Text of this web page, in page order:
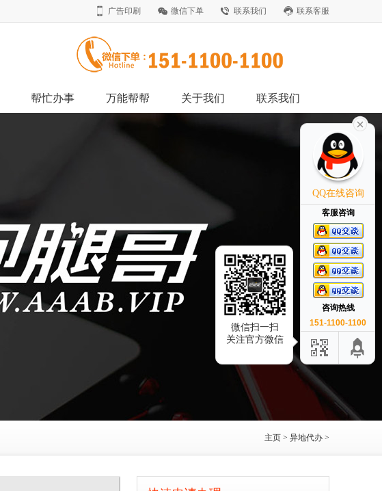
广告印刷 微信下单 联系我们 联系客服
帮忙办事 万能帮帮 关于我们 联系我们
主页 > 异地代办 >
QQ在线咨询
客服咨询
咨询热线
151-1100-1100
微信扫一扫
关注官方微信